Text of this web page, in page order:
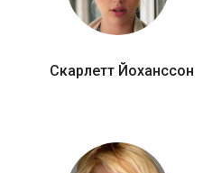
Скарлетт Йоханссон